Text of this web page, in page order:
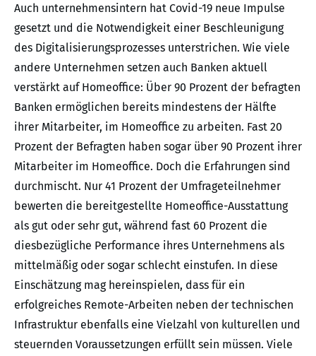
Auch unternehmensintern hat Covid-19 neue Impulse
gesetzt und die Notwendigkeit einer Beschleunigung
des Digitalisierungsprozesses unterstrichen. Wie viele
andere Unternehmen setzen auch Banken aktuell
verstärkt auf Homeoffice: Über 90 Prozent der befragten
Banken ermöglichen bereits mindestens der Hälfte
ihrer Mitarbeiter, im Homeoffice zu arbeiten. Fast 20
Prozent der Befragten haben sogar über 90 Prozent ihrer
Mitarbeiter im Homeoffice. Doch die Erfahrungen sind
durchmischt. Nur 41 Prozent der Umfrageteilnehmer
bewerten die bereitgestellte Homeoffice-Ausstattung
als gut oder sehr gut, während fast 60 Prozent die
diesbezügliche Performance ihres Unternehmens als
mittelmäßig oder sogar schlecht einstufen. In diese
Einschätzung mag hereinspielen, dass für ein
erfolgreiches Remote-Arbeiten neben der technischen
Infrastruktur ebenfalls eine Vielzahl von kulturellen und
steuernden Voraussetzungen erfüllt sein müssen. Viele